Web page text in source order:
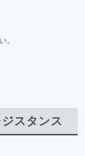
。
スタンス